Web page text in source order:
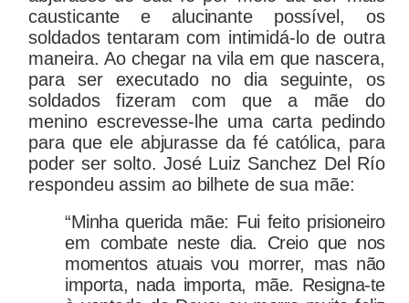
causticante e alucinante possível, os
soldados tentaram com intimidá-lo de outra
maneira. Ao chegar na vila em que nascera,
para ser executado no dia seguinte, os
soldados fizeram com que a mãe do
menino escrevesse-lhe uma carta pedindo
para que ele abjurasse da fé católica, para
poder ser solto. José Luiz Sanchez Del Río
respondeu assim ao bilhete de sua mãe:
“Minha querida mãe: Fui feito prisioneiro
em combate neste dia. Creio que nos
momentos atuais vou morrer, mas não
importa, nada importa, mãe. Resigna-te